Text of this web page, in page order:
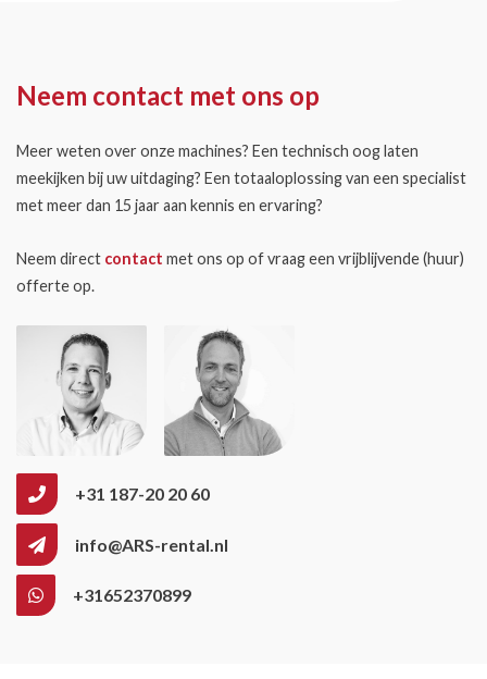
Neem contact met ons op
Meer weten over onze machines? Een technisch oog laten
meekijken bij uw uitdaging? Een totaaloplossing van een specialist
met meer dan 15 jaar aan kennis en ervaring?
Neem direct contact met ons op of vraag een vrijblijvende (huur)
offerte op.
+31 187-20 20 60
info@ARS-rental.nl
+31652370899